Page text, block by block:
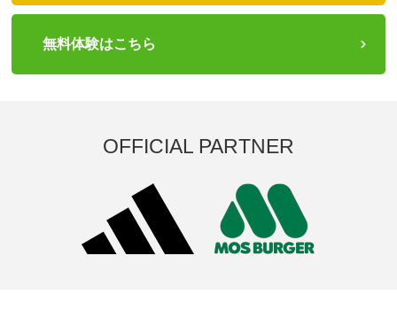
無料体験はこちら
OFFICIAL PARTNER